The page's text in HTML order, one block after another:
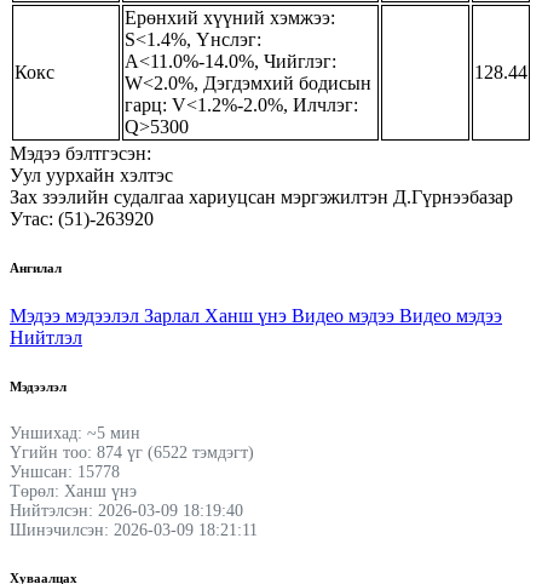
Кокс
Ерөнхий хүүний хэмжээ:
S<1.4%, Үнслэг:
A<11.0%-14.0%, Чийглэг:
W<2.0%, Дэгдэмхий бодисын
гарц: V<1.2%-2.0%, Илчлэг:
Q>5300
128.44
Мэдээ бэлтгэсэн:
Уул уурхайн хэлтэс
Зах зээлийн судалгаа хариуцсан мэргэжилтэн Д.Гүрнээбазар
Утас: (51)-263920
Ангилал
Мэдээ мэдээлэл Зарлал Ханш үнэ Видео мэдээ Видео мэдээ
Нийтлэл
Мэдээлэл
Уншихад: ~5 мин
Үгийн тоо: 874 үг (6522 тэмдэгт)
Уншсан: 15778
Төрөл: Ханш үнэ
Нийтэлсэн: 2026-03-09 18:19:40
Шинэчилсэн: 2026-03-09 18:21:11
Хуваалцах